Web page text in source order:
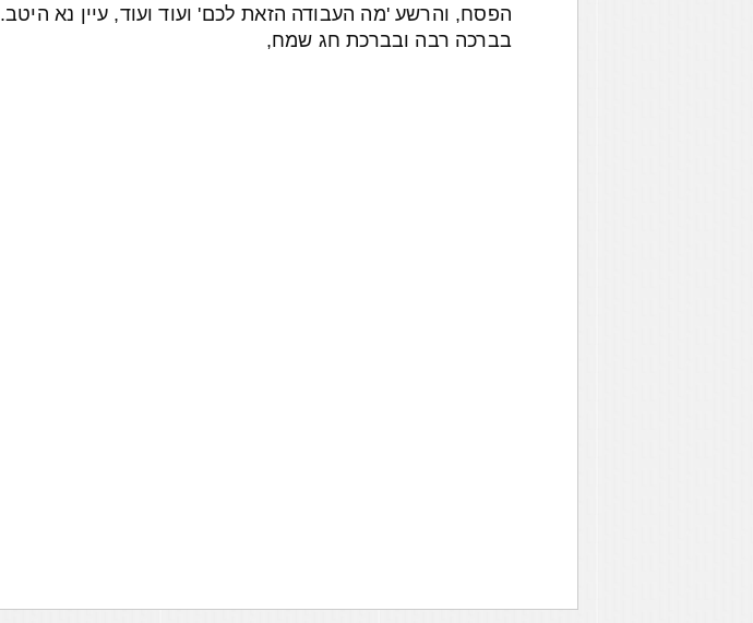
הפסח, והרשע 'מה העבודה הזאת לכם' ועוד ועוד, עיין נא היטב.
בברכה רבה ובברכת חג שמח,